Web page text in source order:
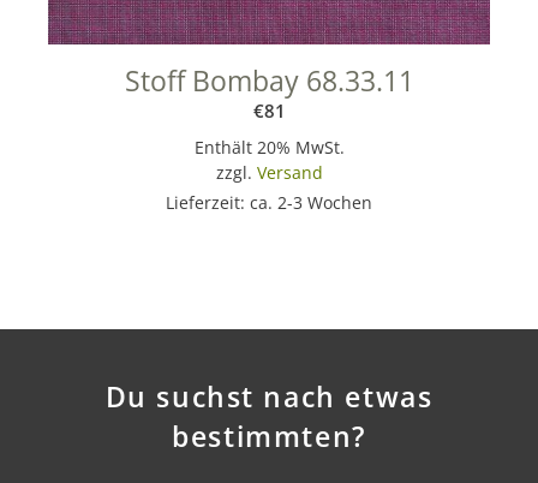
Stoff Bombay 68.33.11
€81
Enthält 20% MwSt.
zzgl. Versand
Lieferzeit: ca. 2-3 Wochen
Du suchst nach etwas
bestimmten?